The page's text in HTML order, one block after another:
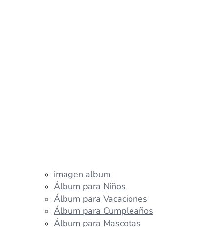
imagen album
Álbum para Niños
Álbum para Vacaciones
Álbum para Cumpleaños
Álbum para Mascotas